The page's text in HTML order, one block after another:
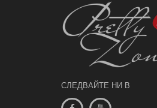
СЛЕДВАЙТЕ НИ В